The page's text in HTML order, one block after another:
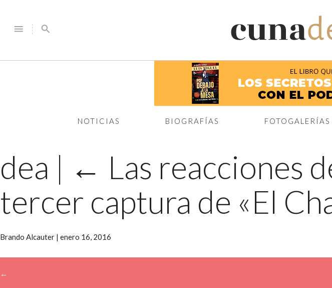
menu search
NOTICIAS BIOGRAFÍAS FOTOGALERÍAS
dea | ← Las reacciones
tercer captura de «El
Brando Alcauter | enero 16, 2016
←